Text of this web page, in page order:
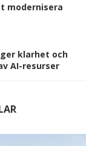
modernisera
klarhet och
AI-resurser